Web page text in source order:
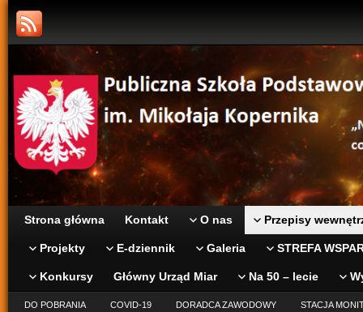
Strona główna Kontakt O nas Przepisy
Projekty E-dziennik Galeria STREFA
Konkursy Główny Urząd Miar Na 50 – lecie
DO POBRANIA COVID-19 DORADCA ZAWODOWY STACJA